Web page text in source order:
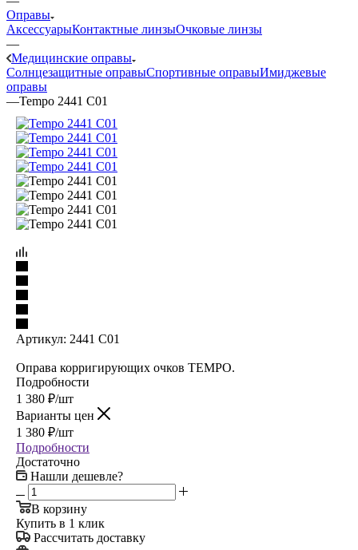
Оправы
АксессуарыКонтактные линзыОчковые линзы
—
Медицинские оправы
Солнцезащитные оправыСпортивные оправыИмиджевые
оправы
—Tempo 2441 C01
Артикул: 2441 C01
Оправа корригирующих очков TEMPO.
Подробности
1 380 ₽/шт
Варианты цен
1 380 ₽/шт
Подробности
Достаточно
Нашли дешевле?
В корзину
Купить в 1 клик
Рассчитать доставку